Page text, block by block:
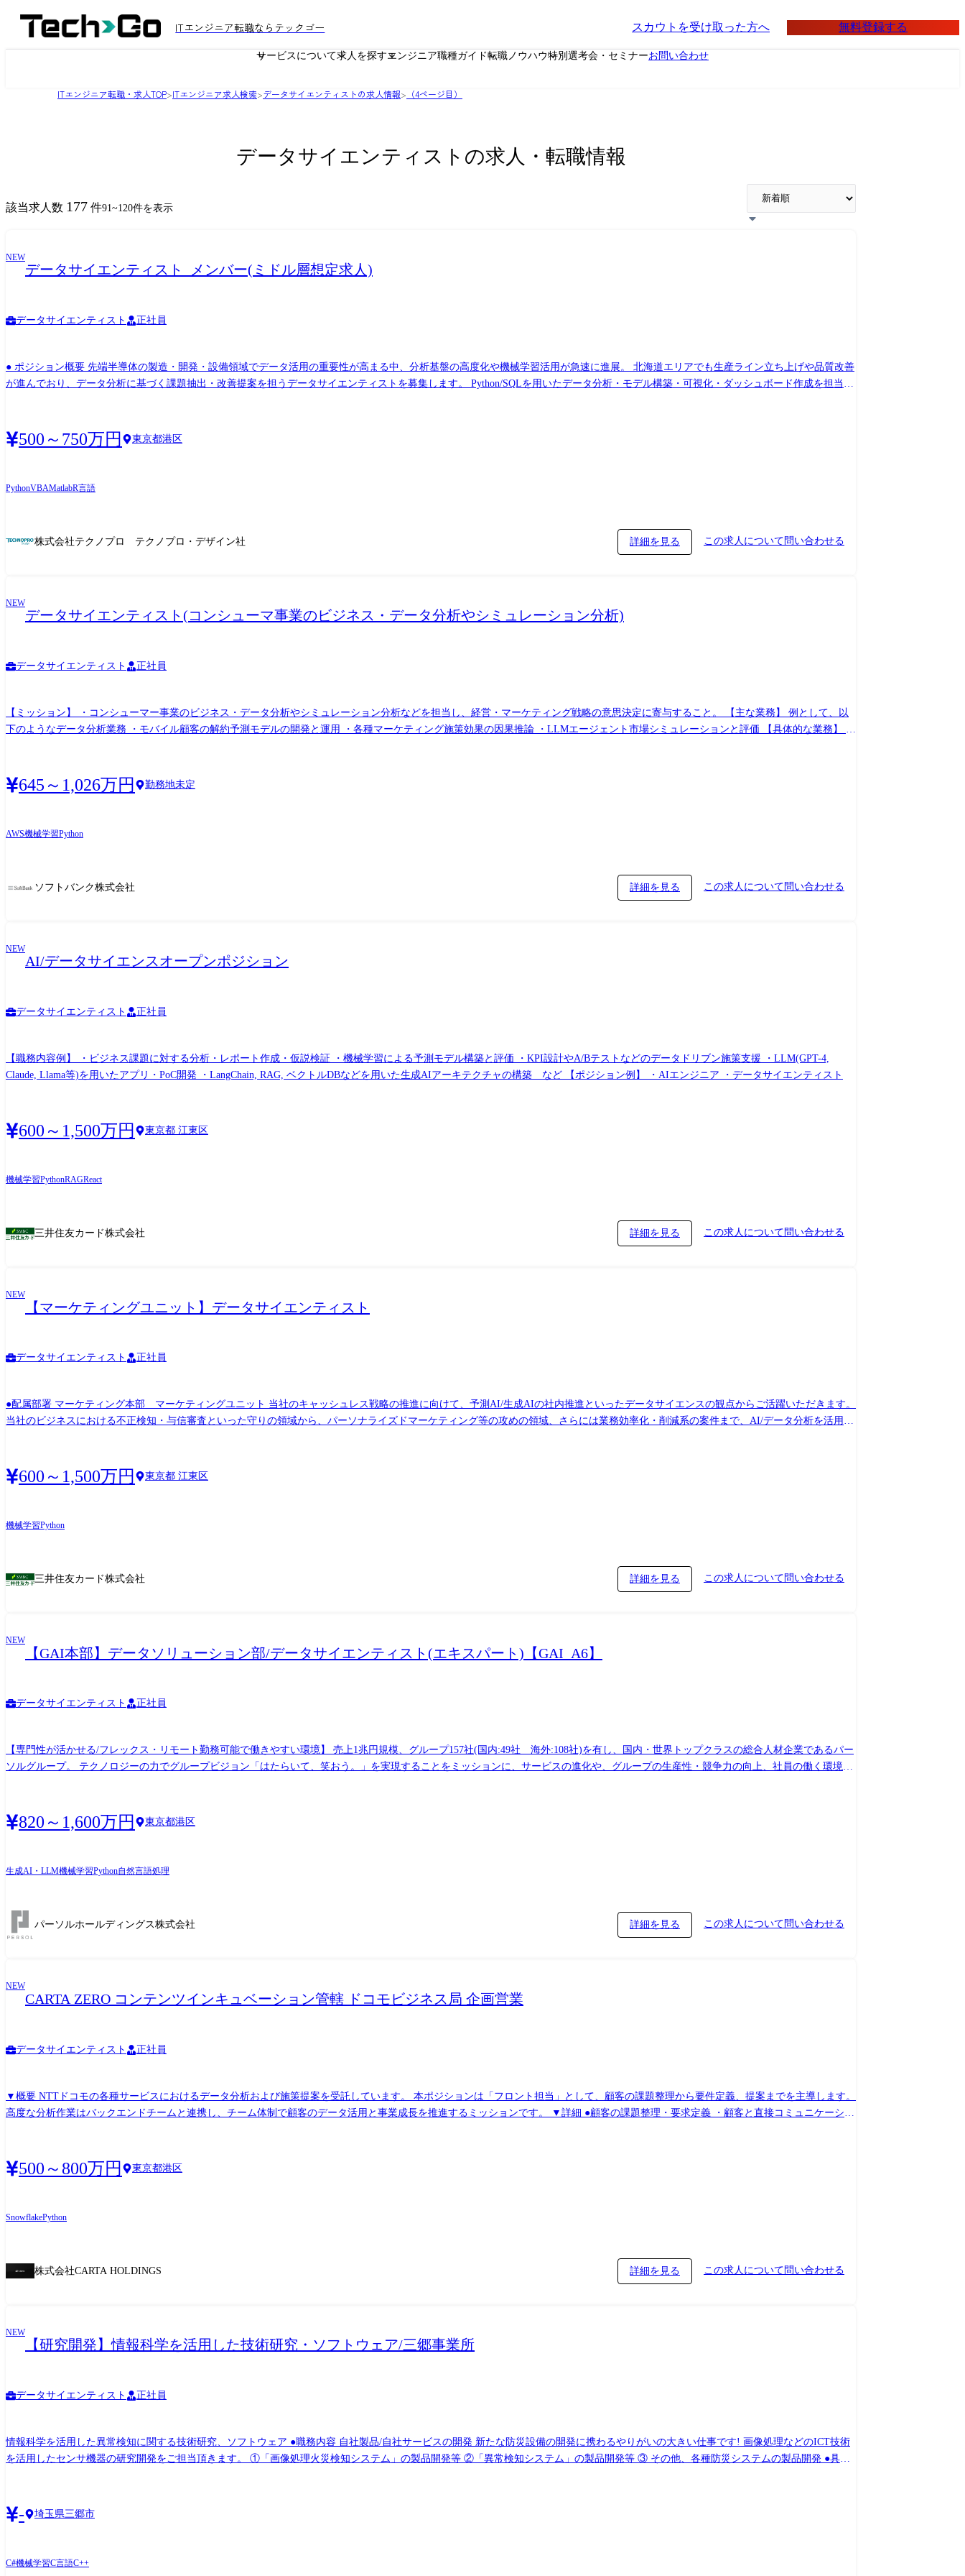
ITエンジニア転職ならテックゴー スカウトを受け取った方へ 無料登録する
サービスについて求人を探すエンジニア職種ガイド転職ノウハウ特別選考会・セミナーお問い合わせ
ITエンジニア転職・求人TOP>ITエンジニア求人検索>データサイエンティストの求人情報> （4ページ目）
データサイエンティストの求人・転職情報
該当求人数 177 件91~120件を表示
NEW
データサイエンティスト_メンバー(ミドル層想定求人)
データサイエンティスト 正社員
● ポジション概要 先端半導体の製造・開発・設備領域でデータ活用の重要性が高まる中、分析基盤の高度化や機械学習活用が急速に進展。 北海道エリアでも生産ライン立ち上げや品質改善
が進んでおり、データ分析に基づく課題抽出・改善提案を担うデータサイエンティストを募集します。 Python/SQLを用いたデータ分析・モデル構築・可視化・ダッシュボード作成を担当
(回帰/分類など)、特徴量設計、評価 工程・設備データの可視化、品質指標分析 歩留まり改善、予兆検知モデル構築、相関分析など BIツール(Tableau/Power BI)でのダッシュボード作成 分析
結果の報告・改善提案、関係部門との連携 (変更の範囲)会社の定める場所(リモートワークの場所を含む)
500～750万円 東京都港区
PythonVBAMatlabR言語
株式会社テクノプロ テクノプロ・デザイン社 詳細を見る この求人について問い合わせる
NEW
データサイエンティスト(コンシューマ事業のビジネス・データ分析やシミュレーション分析)
データサイエンティスト 正社員
【ミッション】 ・コンシューマー事業のビジネス・データ分析やシミュレーション分析などを担当し、経営・マーケティング戦略の意思決定に寄与すること。 【主な業務】 例として、以
下のようなデータ分析業務 ・モバイル顧客の解約予測モデルの開発と運用 ・各種マーケティング施策効果の因果推論 ・LLMエージェント市場シミュレーションと評価 【具体的な業務】 例
いては下記の通りとします。 ●業務の変更の範囲:会社内でのすべての業務
645～1,026万円 勤務地未定
AWS機械学習Python
ソフトバンク株式会社 詳細を見る この求人について問い合わせる
NEW
AI/データサイエンスオープンポジション
データサイエンティスト 正社員
【職務内容例】 ・ビジネス課題に対する分析・レポート作成・仮説検証 ・機械学習による予測モデル構築と評価 ・KPI設計やA/Bテストなどのデータドリブン施策支援 ・LLM(GPT-4,
Claude, Llama等)を用いたアプリ・PoC開発 ・LangChain, RAG, ベクトルDBなどを用いた生成AIアーキテクチャの構築 など 【ポジション例】 ・AIエンジニア ・データサイエンティスト
600～1,500万円 東京都 江東区
機械学習PythonRAGReact
三井住友カード株式会社 詳細を見る この求人について問い合わせる
NEW
【マーケティングユニット】データサイエンティスト
データサイエンティスト 正社員
●配属部署 マーケティング本部 マーケティングユニット 当社のキャッシュレス戦略の推進に向けて、予測AI/生成AIの社内推進といったデータサイエンスの観点からご活躍いただきます。
当社のビジネスにおける不正検知・与信審査といった守りの領域から、パーソナライズドマーケティング等の攻めの領域、さらには業務効率化・削減系の案件まで、AI/データ分析を活用し
成AIを用いたビジネス課題解決・実証実験 ・各部署のビジネス課題ヒアリングや業務設計検討 ・簡易的なプロトタイプ開発 ・AIエンジニアと連携し、プロダクト開発および業務への組み
込み ●自社ビジネスに貢献するための研究・開発活動や社内教育 ・不正検知モデル開発等の自社ビジネス貢献に向けた研究活動 ・社内AIリテラシー向上のための各種研修やワークショップ
600～1,500万円 東京都 江東区
機械学習Python
三井住友カード株式会社 詳細を見る この求人について問い合わせる
NEW
【GAI本部】データソリューション部/データサイエンティスト(エキスパート)【GAI_A6】
データサイエンティスト 正社員
【専門性が活かせる/フレックス・リモート勤務可能で働きやすい環境】 売上1兆円規模、グループ157社(国内:49社 海外:108社)を有し、国内・世界トップクラスの総合人材企業であるパー
ソルグループ。 テクノロジーの力でグループビジョン「はたらいて、笑おう。」を実現することをミッションに、サービスの進化や、グループの生産性・競争力の向上、社員の働く環境の
チームを編成して活動します。 パーソルグループの主要事業である人材ビジネスは、候補者と企業をつなぐ「リボンモデル」を基盤としており、以下の4つの領域におけるプロジェクトが
予定されています: 人材マッチングの効率化/顧客接点のデジタル化/セールスプロセスのデジタル化/業務オペレーションの効率化 本ポジションでは、事業課題に対する最適な解決策やAIの
きます。 ●具体的な担当業務 データサイエンティストとしてプロジェクトをリードし、以下の業務に携わっていただきます。 なお、保守業務の割合は全体の約1割程度です。 1,データ分析
で参画いただくか、パーソルホールディングス内のプロジェクトでの参画になります。場合によっては一時的な兼務/出向をいただく場合がございます。 ●配属組織:グループAI本部 データ
ソリューション部 データサイエンス室 デジタル化を推進することで、パーソルグループ全体の業務効率化や生産性向上、データ利活用に寄与する部門です。本部全体で150名ほどの組織に
し、部を跨いだ定期的なイベントや、メンター/管理職との定期的な1on1を行っています。残業時間は20～30時間程度です。 ※場合よってはグループ内で一時的な兼務/出向をいただく場合
がございます。 ●募集部門 グループAI本部 データソリューション部 ●担当職種の変更範囲:会社の定める職種(出向規程に従って出向を命じることがあり、その場合は出向先の定める職種)
820～1,600万円 東京都港区
生成AI・LLM機械学習Python自然言語処理
パーソルホールディングス株式会社 詳細を見る この求人について問い合わせる
NEW
CARTA ZERO コンテンツインキュベーション管轄 ドコモビジネス局 企画営業
データサイエンティスト 正社員
▼概要 NTTドコモの各種サービスにおけるデータ分析および施策提案を受託しています。 本ポジションは「フロント担当」として、顧客の課題整理から要件定義、提案までを主導します。
高度な分析作業はバックエンドチームと連携し、チーム体制で顧客のデータ活用と事業成長を推進するミッションです。 ▼詳細 ●顧客の課題整理・要求定義 ・顧客と直接コミュニケーショ
計処理、機械学習の実行は専門のバックエンドチームへ依頼。メンバーと役割を分担しながら、プロジェクト全体の進行と品質を管理します。 ●資料作成・提案 ・分析結果からビジネスへ
の示唆を抽出し、プレゼン資料として可視化。顧客へネクストアクションの提案・報告を行います。
500～800万円 東京都港区
SnowflakePython
株式会社CARTA HOLDINGS 詳細を見る この求人について問い合わせる
NEW
【研究開発】情報科学を活用した技術研究・ソフトウェア/三郷事業所
データサイエンティスト 正社員
情報科学を活用した異常検知に関する技術研究、ソフトウェア ●職務内容 自社製品/自社サービスの開発 新たな防災設備の開発に携わるやりがいの大きい仕事です! 画像処理などのICT技術
を活用したセンサ機器の研究開発をご担当頂きます。 ①「画像処理火災検知システム」の製品開発等 ②「異常検知システム」の製品開発等 ③ その他、各種防災システムの製品開発 ●具体
- 埼玉県三郷市
C#機械学習C言語C++